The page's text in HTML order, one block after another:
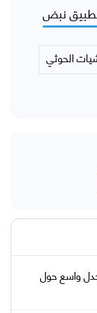
نبض
الحوثي
واسع حول